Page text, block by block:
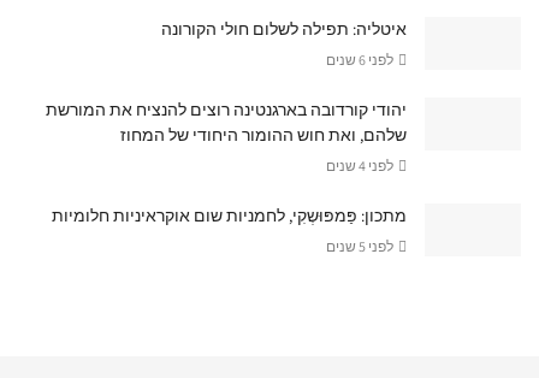
איטליה: תפילה לשלום חולי הקורונה
לפני 6 שנים
יהודי קורדובה בארגנטינה רוצים להנציח את המורשת
שלהם, ואת חוש ההומור היחודי של המחוז
לפני 4 שנים
מתכון: פַּמפּוּשְקִי, לחמניות שום אוקראיניות חלומיות
לפני 5 שנים